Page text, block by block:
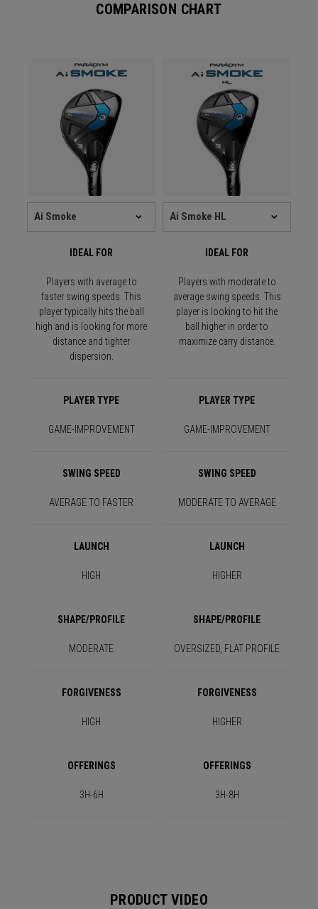
COMPARISON CHART
IDEAL FOR IDEAL FOR
Players with average to
faster swing speeds. This
player typically hits the ball
high and is looking for more
distance and tighter
dispersion.
Players with moderate to
average swing speeds. This
player is looking to hit the
ball higher in order to
maximize carry distance.
PLAYER TYPE PLAYER TYPE
GAME-IMPROVEMENT GAME-IMPROVEMENT
SWING SPEED SWING SPEED
AVERAGE TO FASTER MODERATE TO AVERAGE
LAUNCH LAUNCH
HIGH HIGHER
SHAPE/PROFILE SHAPE/PROFILE
MODERATE OVERSIZED, FLAT PROFILE
FORGIVENESS FORGIVENESS
HIGH HIGHER
OFFERINGS OFFERINGS
3H-6H 3H-8H
PRODUCT VIDEO